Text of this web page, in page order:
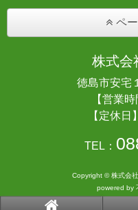
ペ
株式会
徳島市安宅
【営業
【定休日
TEL：
Copyright © 株式会
powered by